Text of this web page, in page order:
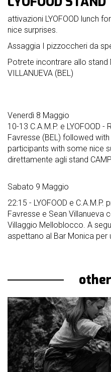
nostri
sponsor
accoglienza
regolamento
attivazioni LYOFOOD lunch
nice surprises.
Assaggia I pizzoccheri da
Potrete incontrare allo stand
VILLANUEVA (BEL)
Venerdì 8 Maggio
10-13 C.A.M.P. e LYOFOOD
Favresse (BEL) followed with
participants with some nice
direttamente agli stand CAMP
Sabato 9 Maggio
22:15 - LYOFOOD e
Favresse e Sean Villanueva
Villaggio Melloblocco. A
aspettano al Bar Monica per